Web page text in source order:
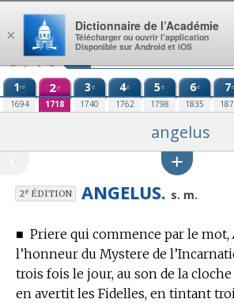
Aller au contenu
1re
1694
2e
1718
3e
1740
4e
1762
5e
1798
6e
1835
7e
angelus
2eÉDITION ANGELUS. s. m.
■ Priere qui commence par le mot,
l’honneur du Mystere de
trois fois le jour, au son de la cloche
en avertit les Fidelles, en tintant
×
Dictionnaire de l’Académie
Télécharger ou ouvrir l’application
Disponible sur Android et iOS